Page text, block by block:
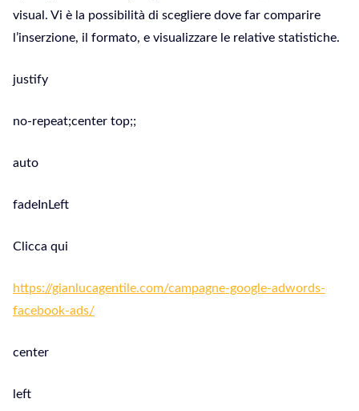
visual. Vi è la possibilità di scegliere dove far comparire
l’inserzione, il formato, e visualizzare le relative statistiche.
justify
no-repeat;center top;;
auto
fadeInLeft
Clicca qui
https://gianlucagentile.com/campagne-google-adwords-
facebook-ads/
center
left